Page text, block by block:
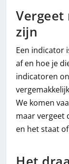
Vergeet
zijn
Een indicator
af en hoe je
indicatoren
We komen
maar vergeet
en het staat